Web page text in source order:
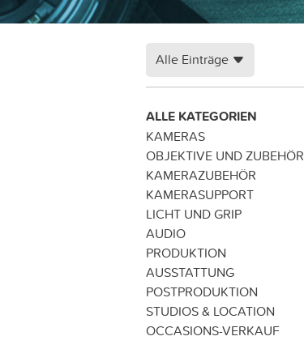
Alle Einträge
ALLE KATEGORIEN
KAMERAS
OBJEKTIVE UND ZUBEHÖR
KAMERAZUBEHÖR
KAMERASUPPORT
LICHT UND GRIP
AUDIO
PRODUKTION
AUSSTATTUNG
POSTPRODUKTION
STUDIOS & LOCATION
OCCASIONS-VERKAUF